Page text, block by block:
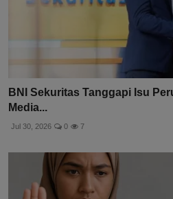
BNI Sekuritas Tanggapi Isu
Media...
Jul 30, 2026 0 7